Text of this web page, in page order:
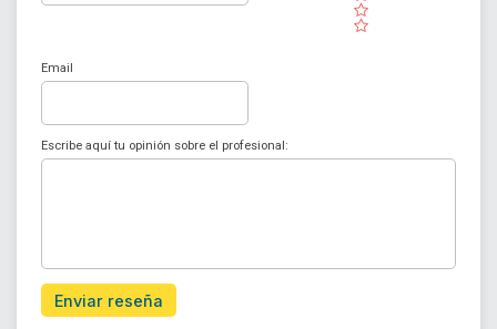
( )
( )
Email
Escribe aquí tu opinión sobre el profesional:
Enviar reseña